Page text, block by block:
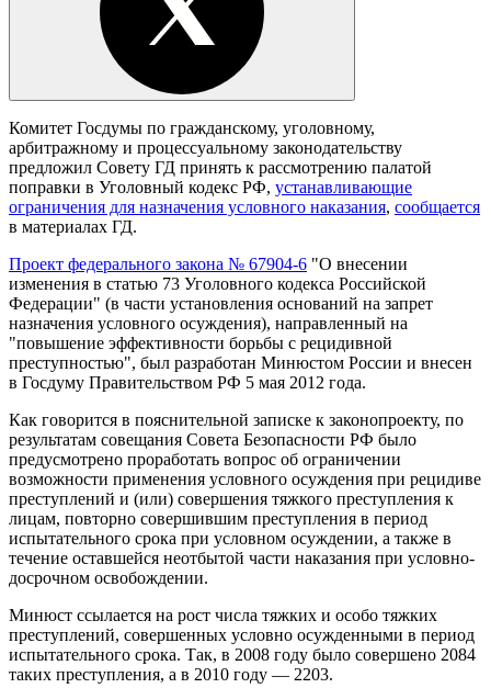
Комитет Госдумы по гражданскому, уголовному,
арбитражному и процессуальному законодательству
предложил Совету ГД принять к рассмотрению палатой
поправки в Уголовный кодекс РФ, устанавливающие
ограничения для назначения условного наказания, сообщается
в материалах ГД.
Проект федерального закона № 67904-6 "О внесении
изменения в статью 73 Уголовного кодекса Российской
Федерации" (в части установления оснований на запрет
назначения условного осуждения), направленный на
"повышение эффективности борьбы с рецидивной
преступностью", был разработан Минюстом России и внесен
в Госдуму Правительством РФ 5 мая 2012 года.
Как говорится в пояснительной записке к законопроекту, по
результатам совещания Совета Безопасности РФ было
предусмотрено проработать вопрос об ограничении
возможности применения условного осуждения при рецидиве
преступлений и (или) совершения тяжкого преступления к
лицам, повторно совершившим преступления в период
испытательного срока при условном осуждении, а также в
течение оставшейся неотбытой части наказания при условно-
досрочном освобождении.
Минюст ссылается на рост числа тяжких и особо тяжких
преступлений, совершенных условно осужденными в период
испытательного срока. Так, в 2008 году было совершено 2084
таких преступления, а в 2010 году — 2203.